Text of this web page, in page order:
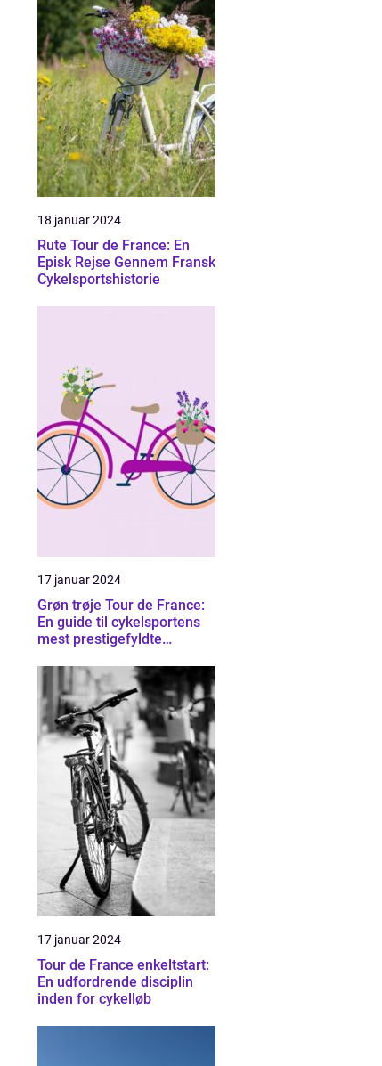
18 januar 2024
Rute Tour de France: En
Episk Rejse Gennem Fransk
Cykelsportshistorie
17 januar 2024
Grøn trøje Tour de France:
En guide til cykelsportens
mest prestigefyldte
17 januar 2024
Tour de France enkeltstart:
En udfordrende disciplin
inden for cykelløb